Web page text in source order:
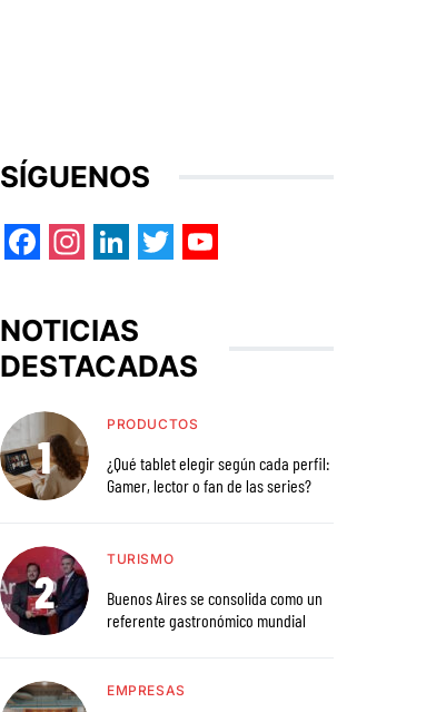
SÍGUENOS
NOTICIAS
DESTACADAS
PRODUCTOS
¿Qué tablet elegir según cada perfil:
Gamer, lector o fan de las series?
TURISMO
Buenos Aires se consolida como un
referente gastronómico mundial
EMPRESAS